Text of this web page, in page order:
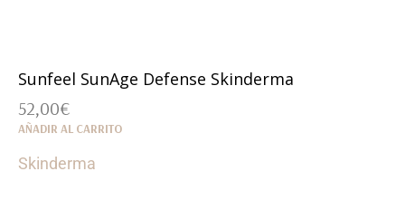
Sunfeel SunAge Defense Skinderma
52,00€
AÑADIR AL CARRITO
Skinderma